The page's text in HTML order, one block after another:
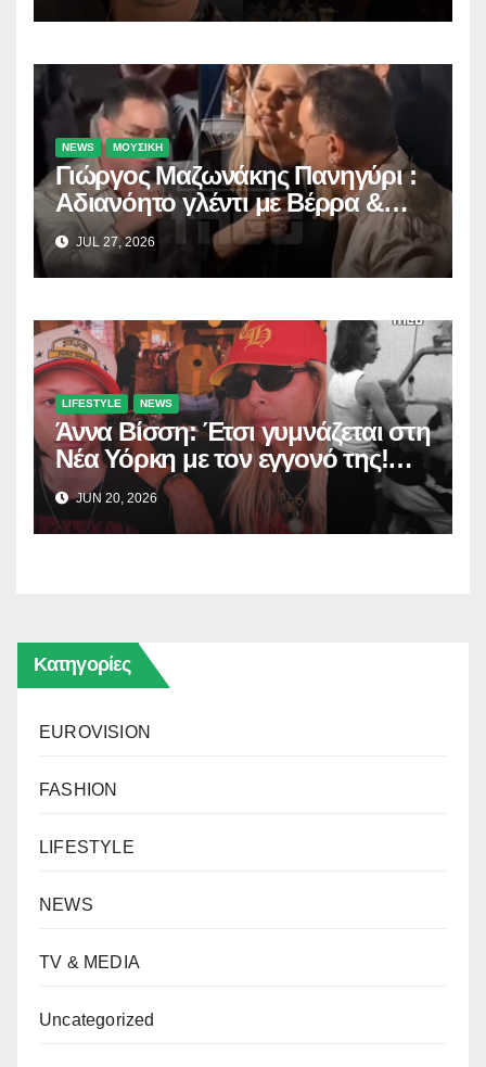
NEWS ΜΟΥΣΙΚΗ
Γιώργος Μαζωνάκης Πανηγύρι :
Αδιανόητο γλέντι με Βέρρα &
Σαλέα
JUL 27, 2026
LIFESTYLE NEWS
Άννα Βίσση: Έτσι γυμνάζεται στη
Νέα Υόρκη με τον εγγονό της!
(Δείτε το βίντεο)
JUN 20, 2026
Κατηγορίες
EUROVISION
FASHION
LIFESTYLE
NEWS
TV & MEDIA
Uncategorized